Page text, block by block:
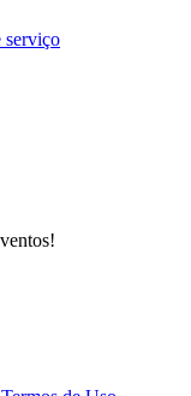
serviço